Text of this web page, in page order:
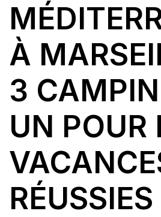
À
3
UN POUR
RÉUSSIES